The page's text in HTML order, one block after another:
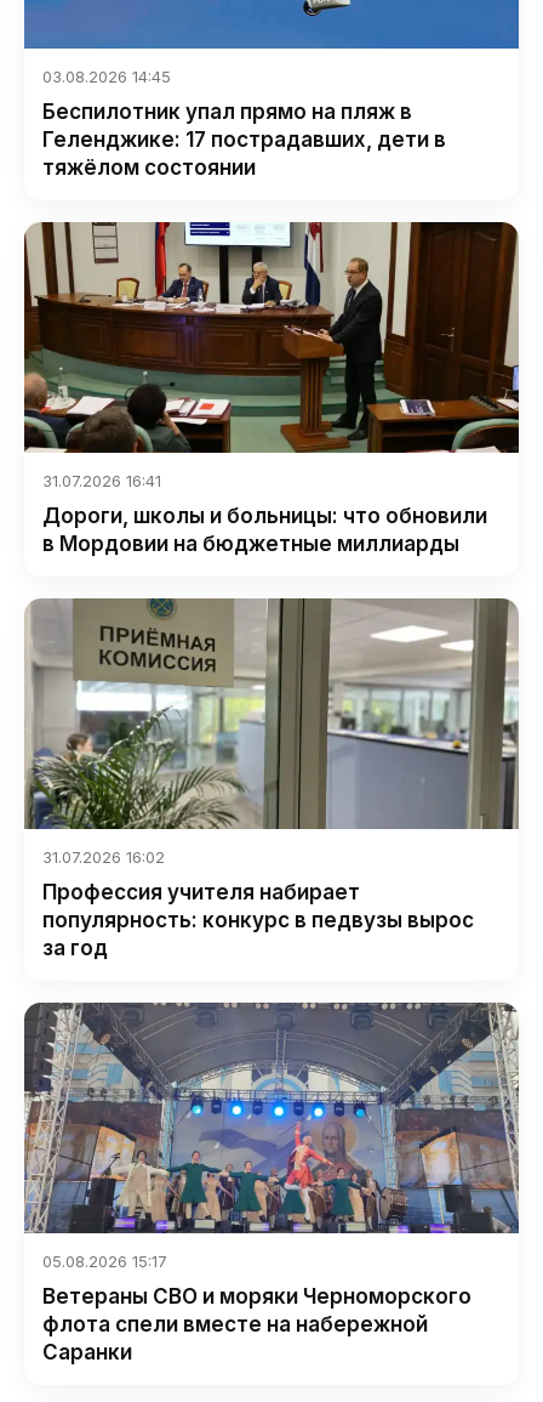
03.08.2026 14:45
Беспилотник упал прямо на пляж в
Геленджике: 17 пострадавших, дети в
тяжёлом состоянии
31.07.2026 16:41
Дороги, школы и больницы: что обновили
в Мордовии на бюджетные миллиарды
31.07.2026 16:02
Профессия учителя набирает
популярность: конкурс в педвузы вырос
за год
05.08.2026 15:17
Ветераны СВО и моряки Черноморского
флота спели вместе на набережной
Саранки